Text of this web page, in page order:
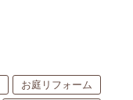
お庭リフォーム